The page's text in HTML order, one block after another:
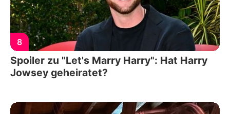
8
Spoiler zu "Let's Marry Harry": Hat Harry
Jowsey geheiratet?